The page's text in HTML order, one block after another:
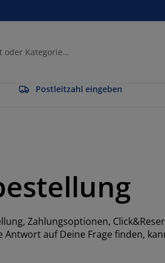
Postleitzahl eingeben
Zahlungsoptionen,
auf Deine Frage finden,